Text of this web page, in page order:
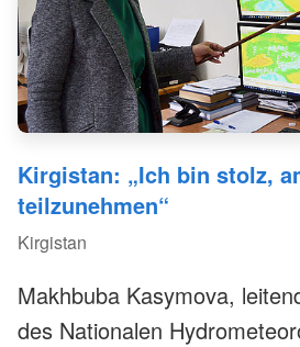
Kirgistan: „Ich bin stolz,
teilzunehmen“
Kirgistan
Makhbuba Kasymova,
des Nationalen